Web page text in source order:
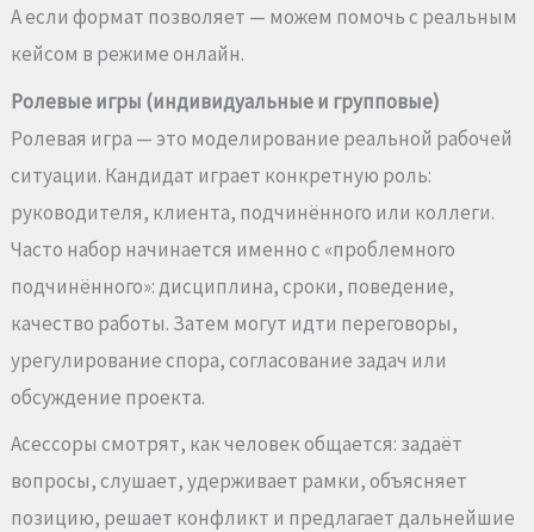
А если формат позволяет — можем помочь с реальным
кейсом в режиме онлайн.
Ролевые игры (индивидуальные и групповые)
Ролевая игра — это моделирование реальной рабочей
ситуации. Кандидат играет конкретную роль:
руководителя, клиента, подчинённого или коллеги.
Часто набор начинается именно с «проблемного
подчинённого»: дисциплина, сроки, поведение,
качество работы. Затем могут идти переговоры,
урегулирование спора, согласование задач или
обсуждение проекта.
Асессоры смотрят, как человек общается: задаёт
вопросы, слушает, удерживает рамки, объясняет
позицию, решает конфликт и предлагает дальнейшие